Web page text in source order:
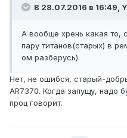
В 28.07.2016 в 16:49,
А вообще хрень какая то,
пару титанов(старых) в
ом разберусь).
Нет, не ошибся, старый-
AR7370. Когда запущу, надо
проц говорит.